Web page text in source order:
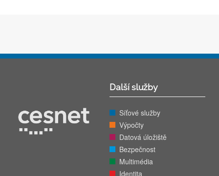
Další služby
Síťové služby
Výpočty
Datová úložiště
Bezpečnost
Multimédia
Identita